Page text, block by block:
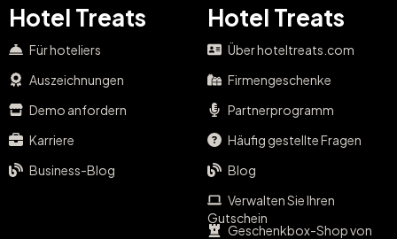
Hotel Treats
Für hoteliers
Auszeichnungen
Demo anfordern
Karriere
Business-Blog
Hotel Treats
Über hoteltreats.com
Firmengeschenke
Partnerprogramm
Häufig gestellte Fragen
Blog
Verwalten Sie Ihren
Gutschein
Geschenkbox-Shop von